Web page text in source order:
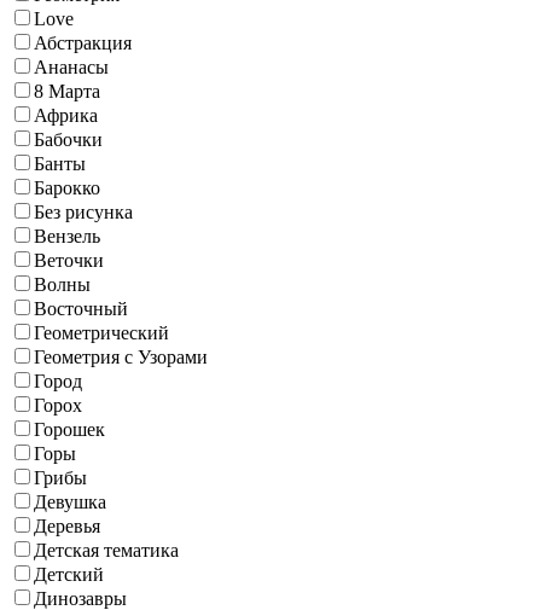
Love
Абстракция
Ананасы
8 Марта
Африка
Бабочки
Банты
Барокко
Без рисунка
Вензель
Веточки
Волны
Восточный
Геометрический
Геометрия с Узорами
Город
Горох
Горошек
Горы
Грибы
Девушка
Деревья
Детская тематика
Детский
Динозавры